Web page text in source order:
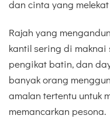
dan cinta yang
Rajah yang
kantil sering di
pengikat batin, dan
banyak orang
amalan tertentu untuk
memancarkan pesona.